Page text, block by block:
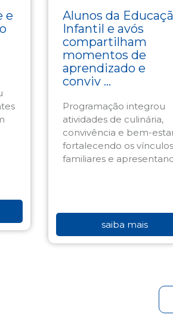
e
Alunos da
Infantil e avós
compartilham
momentos de
aprendizado e
conviv ...
Programação integrou
atividades de culinária,
convivência e bem-
fortalecendo os vínculos
familiares e apresentand
saiba mais